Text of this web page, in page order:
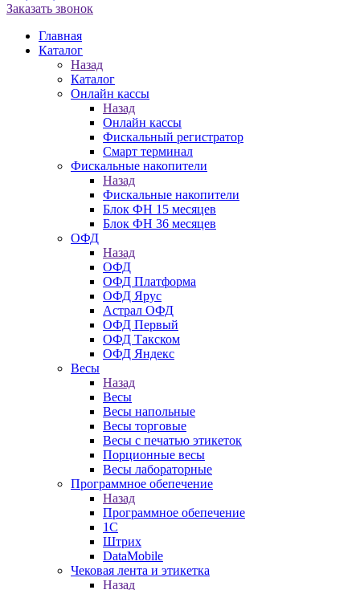
Заказать звонок
Главная
Каталог
Назад
Каталог
Онлайн кассы
Назад
Онлайн кассы
Фискальный регистратор
Смарт терминал
Фискальные накопители
Назад
Фискальные накопители
Блок ФН 15 месяцев
Блок ФН 36 месяцев
ОФД
Назад
ОФД
ОФД Платформа
ОФД Ярус
Астрал ОФД
ОФД Первый
ОФД Такском
ОФД Яндекс
Весы
Назад
Весы
Весы напольные
Весы торговые
Весы с печатью этикеток
Порционные весы
Весы лабораторные
Программное обепечение
Назад
Программное обепечение
1С
Штрих
DataMobile
Чековая лента и этикетка
Назад